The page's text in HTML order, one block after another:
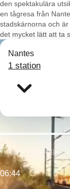
den spektakulära
en tågresa från
stadskärnorna och
det mycket lätt att ta
Nantes
1 station
Tidigaste avgång:
06:44